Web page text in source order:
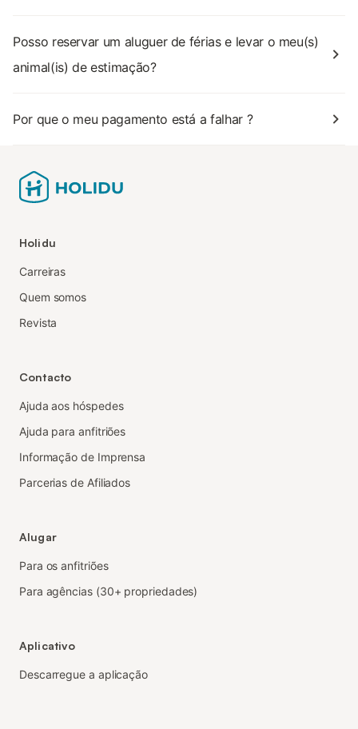
Posso reservar um aluguer de férias e levar o meu(s)
animal(is) de estimação?
Por que o meu pagamento está a falhar ?
Holidu
Carreiras
Quem somos
Revista
Contacto
Ajuda aos hóspedes
Ajuda para anfitriões
Informação de Imprensa
Parcerias de Afiliados
Alugar
Para os anfitriões
Para agências (30+ propriedades)
Aplicativo
Descarregue a aplicação